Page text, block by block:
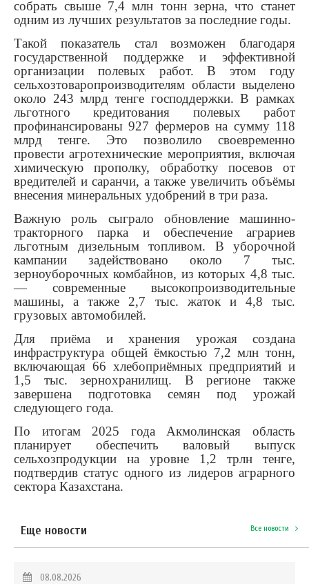
собрать свыше 7,4 млн тонн зерна, что станет
одним из лучших результатов за последние годы.
Такой показатель стал возможен благодаря
государственной поддержке и эффективной
организации полевых работ. В этом году
сельхозтоваропроизводителям области выделено
около 243 млрд тенге господдержки. В рамках
льготного кредитования полевых работ
профинансированы 927 фермеров на сумму 118
млрд тенге. Это позволило своевременно
провести агротехнические мероприятия, включая
химическую прополку, обработку посевов от
вредителей и саранчи, а также увеличить объёмы
внесения минеральных удобрений в три раза.
Важную роль сыграло обновление машинно-
тракторного парка и обеспечение аграриев
льготным дизельным топливом. В уборочной
кампании задействовано около 7 тыс.
зерноуборочных комбайнов, из которых 4,8 тыс.
— современные высокопроизводительные
машины, а также 2,7 тыс. жаток и 4,8 тыс.
грузовых автомобилей.
Для приёма и хранения урожая создана
инфраструктура общей ёмкостью 7,2 млн тонн,
включающая 66 хлебоприёмных предприятий и
1,5 тыс. зернохранилищ. В регионе также
завершена подготовка семян под урожай
следующего года.
По итогам 2025 года Акмолинская область
планирует обеспечить валовый выпуск
сельхозпродукции на уровне 1,2 трлн тенге,
подтвердив статус одного из лидеров аграрного
сектора Казахстана.
Еще новости Все новости
08.08.2026